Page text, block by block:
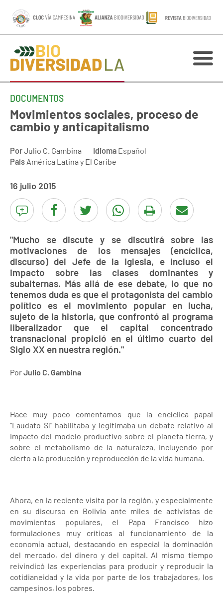
DOCUMENTOS
Movimientos sociales, proceso de
cambio y anticapitalismo
PorJulio C. Gambina Idioma Español
País América Latina y El Caribe
16 julio 2015
"Mucho se discute y se discutirá sobre las
motivaciones de los mensajes (encíclica,
discurso) del Jefe de la Iglesia, e incluso el
impacto sobre las clases dominantes y
subalternas. Más allá de ese debate, lo que no
tenemos duda es que el protagonista del cambio
político es el movimiento popular en lucha,
sujeto de la historia, que confrontó al programa
liberalizador que el capital concentrado
transnacional propició en el último cuarto del
Siglo XX en nuestra región."
PorJulio C. Gambina
Hace muy poco comentamos que la encíclica papal
“Laudato Sí” habilitaba y legitimaba un debate relativo al
impacto del modelo productivo sobre el planeta tierra, y
sobre el metabolismo de la naturaleza, incluyendo por
cierto a la producción y reproducción de la vida humana.
Ahora, en la reciente visita por la región, y especialmente
en su discurso en Bolivia ante miles de activistas de
movimientos populares, el Papa Francisco hizo
formulaciones muy críticas al funcionamiento de la
economía actual, destacando en especial la dominación
del mercado, del dinero y del capital. Al mismo tiempo
reivindicó las experiencias para producir y reproducir la
cotidianeidad y la vida por parte de los trabajadores, los
campesinos, los pobres.